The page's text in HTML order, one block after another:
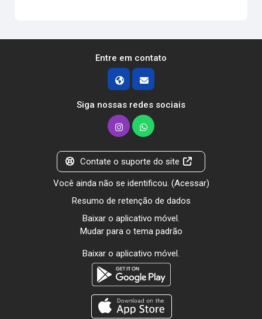
Entre em contato
Siga nossas redes sociais
Contate o suporte do site
Você ainda não se identificou. (Acessar)
Resumo de retenção de dados
Baixar o aplicativo móvel.
Mudar para o tema padrão
Baixar o aplicativo móvel.